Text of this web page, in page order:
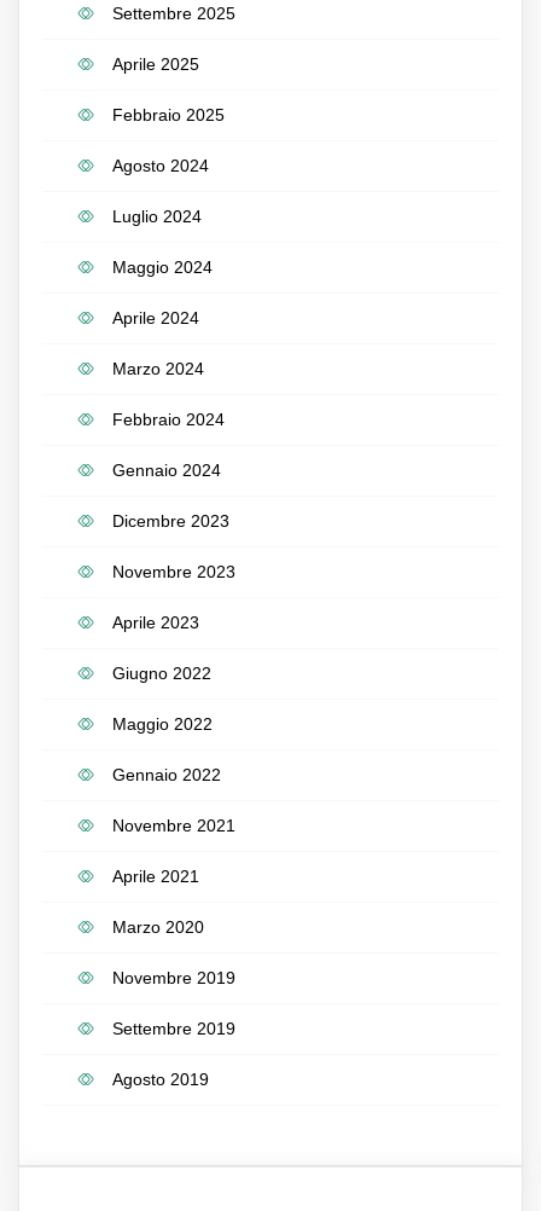
Settembre 2025
Aprile 2025
Febbraio 2025
Agosto 2024
Luglio 2024
Maggio 2024
Aprile 2024
Marzo 2024
Febbraio 2024
Gennaio 2024
Dicembre 2023
Novembre 2023
Aprile 2023
Giugno 2022
Maggio 2022
Gennaio 2022
Novembre 2021
Aprile 2021
Marzo 2020
Novembre 2019
Settembre 2019
Agosto 2019